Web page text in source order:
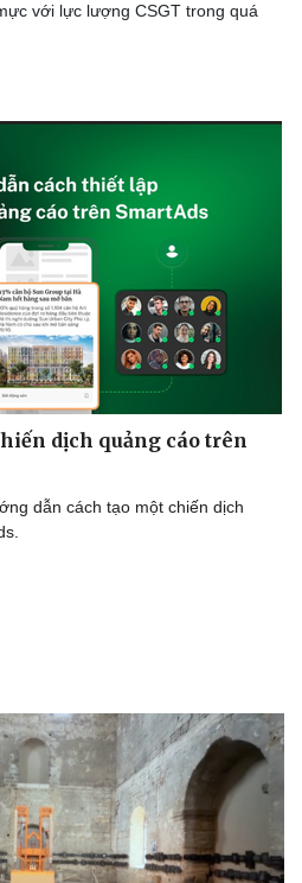
với lực lượng CSGT trong quá
dịch quảng cáo trên
dẫn cách tạo một chiến dịch